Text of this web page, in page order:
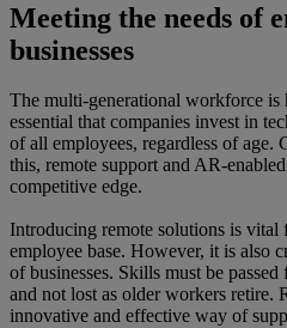
Meeting the needs of
businesses
The multi-generational workforce is
essential that companies invest in
of all employees, regardless of age.
this, remote support and AR-
competitive edge.
Introducing remote solutions is vital
employee base. However, it is also
of businesses. Skills must be
and not lost as older workers retire.
innovative and effective way of